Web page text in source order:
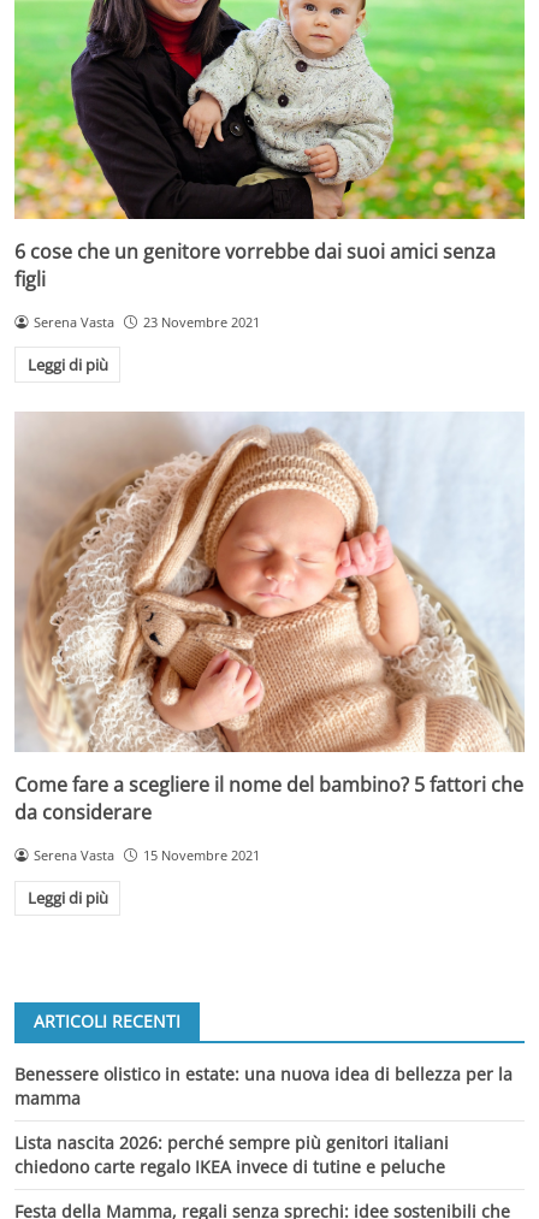
6 cose che un genitore vorrebbe dai suoi amici senza
figli
Serena Vasta 23 Novembre 2021
Leggi di più
Come fare a scegliere il nome del bambino? 5 fattori che
da considerare
Serena Vasta 15 Novembre 2021
Leggi di più
ARTICOLI RECENTI
Benessere olistico in estate: una nuova idea di bellezza per la
mamma
Lista nascita 2026: perché sempre più genitori italiani
chiedono carte regalo IKEA invece di tutine e peluche
Festa della Mamma, regali senza sprechi: idee sostenibili che